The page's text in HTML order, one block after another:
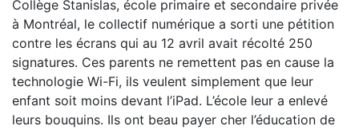
Collège Stanislas, école primaire et secondaire privée
à Montréal, le collectif numérique a sorti une pétition
contre les écrans qui au 12 avril avait récolté 250
signatures. Ces parents ne remettent pas en cause la
technologie Wi-Fi, ils veulent simplement que leur
enfant soit moins devant l’iPad. L’école leur a enlevé
leurs bouquins. Ils ont beau payer cher l’éducation de